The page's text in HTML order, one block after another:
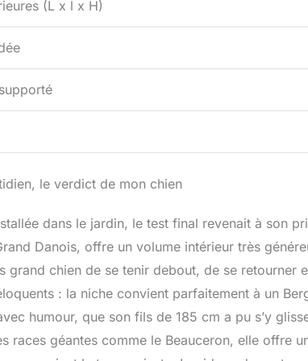
(L x l x H)
le verdict de mon chien
dans le jardin, le test final revenait à son
Danois, offre un volume intérieur très
grand chien de se tenir debout, de se retourner
: la niche convient parfaitement à un
humour, que son fils de 185 cm a pu s’y
races géantes comme le Beauceron, elle offre